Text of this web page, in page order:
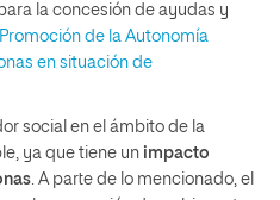
la concesión de ayudas y
Promoción de la Autonomía
en situación de
social en el ámbito de la
ya que tiene un impacto
. A parte de lo mencionado, el